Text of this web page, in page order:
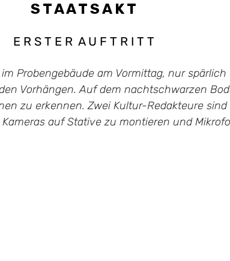
S T A A T S A K T
E R S T E R  A U F T R I T T
Probengebäude am Vormittag, nur
Vorhängen. Auf dem nachtschwarzen
zu erkennen. Zwei Kultur-Redakteure
auf Stative zu montieren und